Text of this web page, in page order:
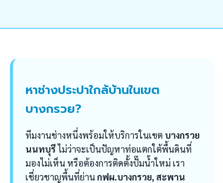
หาช่างประปาใกล้บ้านในเขต
บางกรวย?
ทีมงานช่างหนึ่งพร้อมให้บริการในเขต บางกรวย
นนทบุรีไม่ว่าจะเป็นปัญหาท่อแตกใต้พื้นดินที่
มองไม่เห็น หรือต้องการติดตั้งปั๊มน้ำใหม่ เรา
เชี่ยวชาญพื้นที่ย่านกฟผ.บางกรวย, สะพาน